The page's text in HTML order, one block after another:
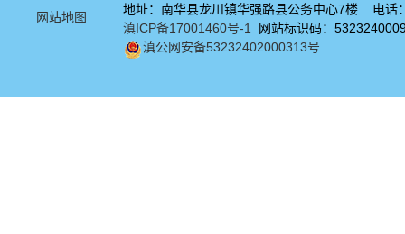
网站地图
地址：南华县龙川镇华强路县公务中心7楼 电
滇ICP备17001460号-1
网站标识码：
滇公网安备53232402000313号